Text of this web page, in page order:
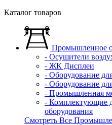
Каталог товаров
Промышленное
- Осушители
- ЖК Дисплеи
- Оборудование
- Оборудование
- Промышленная
- Комплектующие
оборудования
Смотреть Все